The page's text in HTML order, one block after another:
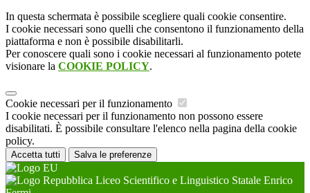
In questa schermata è possibile scegliere quali cookie consentire.
I cookie necessari sono quelli che consentono il funzionamento della
piattaforma e non è possibile disabilitarli.
Per conoscere quali sono i cookie necessari al funzionamento potete
visionare la COOKIE POLICY.
Cookie necessari per il funzionamento
I cookie necessari per il funzionamento non possono essere
disabilitati. È possibile consultare l'elenco nella pagina della cookie
policy.
Accetta tutti Salva le preferenze
Liceo Scientifico e Linguistico Statale Enrico